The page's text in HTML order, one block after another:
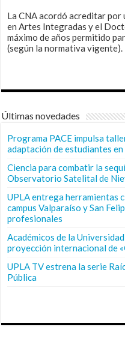
La CNA acordó acreditar
en Artes Integradas y el
máximo de años permitido
(según la normativa vigente).
Últimas novedades
Programa PACE impulsa
adaptación de estudiantes
Ciencia para combatir la
Observatorio Satelital de
UPLA entrega herramientas
campus Valparaíso y San
profesionales
Académicos de la
proyección internacional de
UPLA TV estrena la serie
Pública